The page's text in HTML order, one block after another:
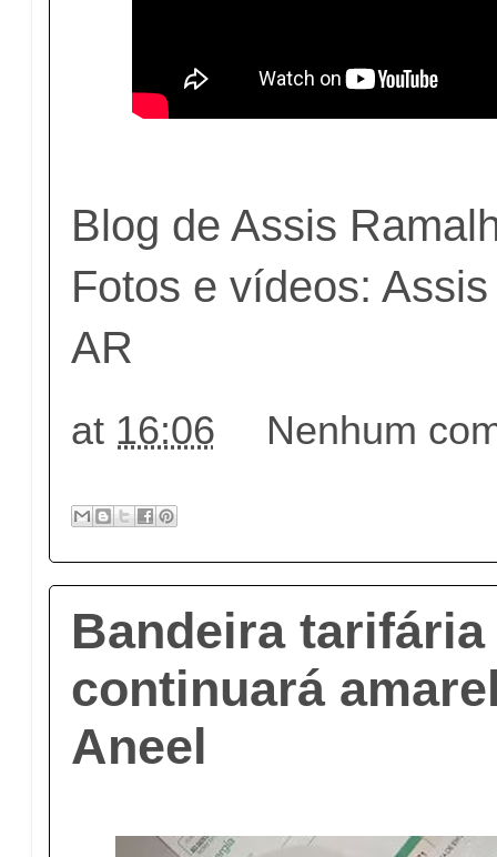
Blog de Assis
Fotos e vídeos:
AR
at 16:06 Nenhum
Bandeira
continuará
Aneel